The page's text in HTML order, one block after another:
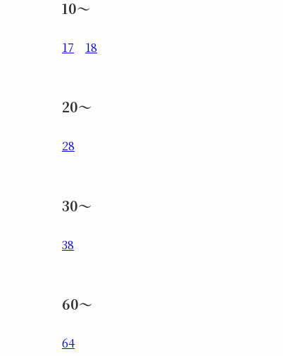
10～
17 18
20～
28
30～
38
60～
64